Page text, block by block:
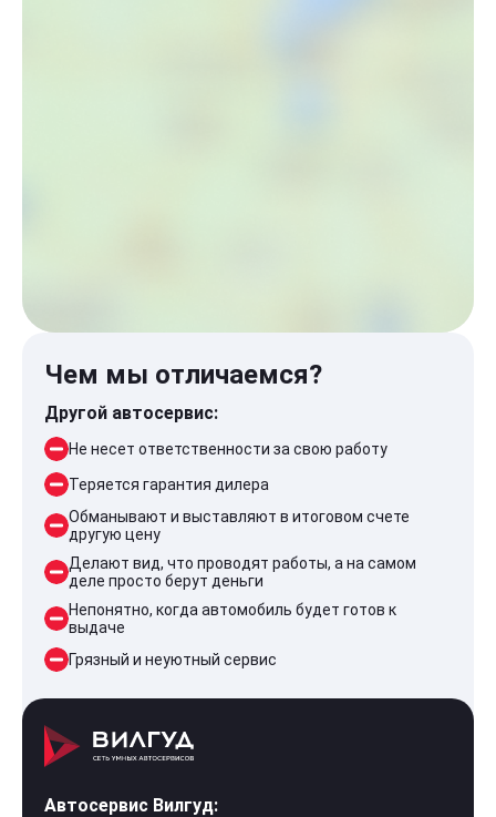
Чем мы отличаемся?
Другой автосервис:
Не несет ответственности за свою работу
Теряется гарантия дилера
Обманывают и выставляют в итоговом счете
другую цену
Делают вид, что проводят работы, а на самом
деле просто берут деньги
Непонятно, когда автомобиль будет готов к
выдаче
Грязный и неуютный сервис
Автосервис Вилгуд: